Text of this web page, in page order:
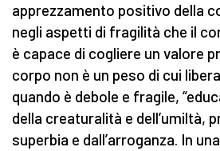
apprezzamento positivo della
negli aspetti di fragilità che il
è capace di cogliere un valore
corpo non è un peso di cui
quando è debole e fragile,
della creaturalità e dell’umiltà,
superbia e dall’arroganza. In